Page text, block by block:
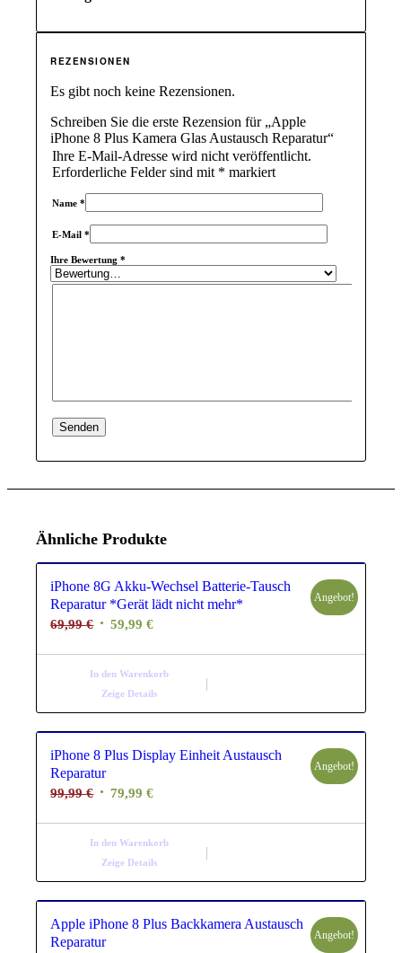
REZENSIONEN
Es gibt noch keine Rezensionen.
Schreiben Sie die erste Rezension für „Apple
iPhone 8 Plus Kamera Glas Austausch Reparatur“
Ihre E-Mail-Adresse wird nicht veröffentlicht.
Erforderliche Felder sind mit * markiert
Name*
E-Mail*
Ihre Bewertung*
Ähnliche Produkte
iPhone 8G Akku-Wechsel Batterie-Tausch
Reparatur *Gerät lädt nicht mehr*
69,99€ Ursprünglicher
war:
69,99 €
59,99€Aktueller
ist:
Angebot!
In den Warenkorb
Zeige Details
iPhone 8 Plus Display Einheit Austausch
Reparatur
99,99€ Ursprünglicher
war:
99,99 €
79,99€Aktueller
ist:
Angebot!
In den Warenkorb
Zeige Details
Apple iPhone 8 Plus Backkamera Austausch
Reparatur
Angebot!